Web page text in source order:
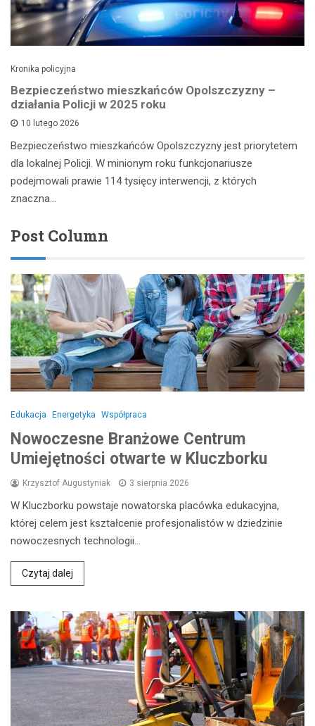
Kronika policyjna
Bezpieczeństwo mieszkańców Opolszczyzny –
działania Policji w 2025 roku
10 lutego 2026
Bezpieczeństwo mieszkańców Opolszczyzny jest priorytetem
dla lokalnej Policji. W minionym roku funkcjonariusze
podejmowali prawie 114 tysięcy interwencji, z których
znaczna…
Post Column
Edukacja Energetyka Współpraca
Nowoczesne Branżowe Centrum
Umiejętności otwarte w Kluczborku
Krzysztof Augustyniak 3 sierpnia 2026
W Kluczborku powstaje nowatorska placówka edukacyjna,
której celem jest kształcenie profesjonalistów w dziedzinie
nowoczesnych technologii…
Czytaj dalej